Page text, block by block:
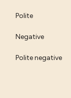
Polite
Negative
Polite negative